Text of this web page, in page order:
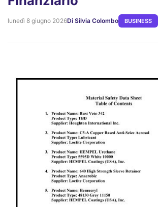
lunedì 8 giugno 2026Di Silvia Colombo BUSINESS